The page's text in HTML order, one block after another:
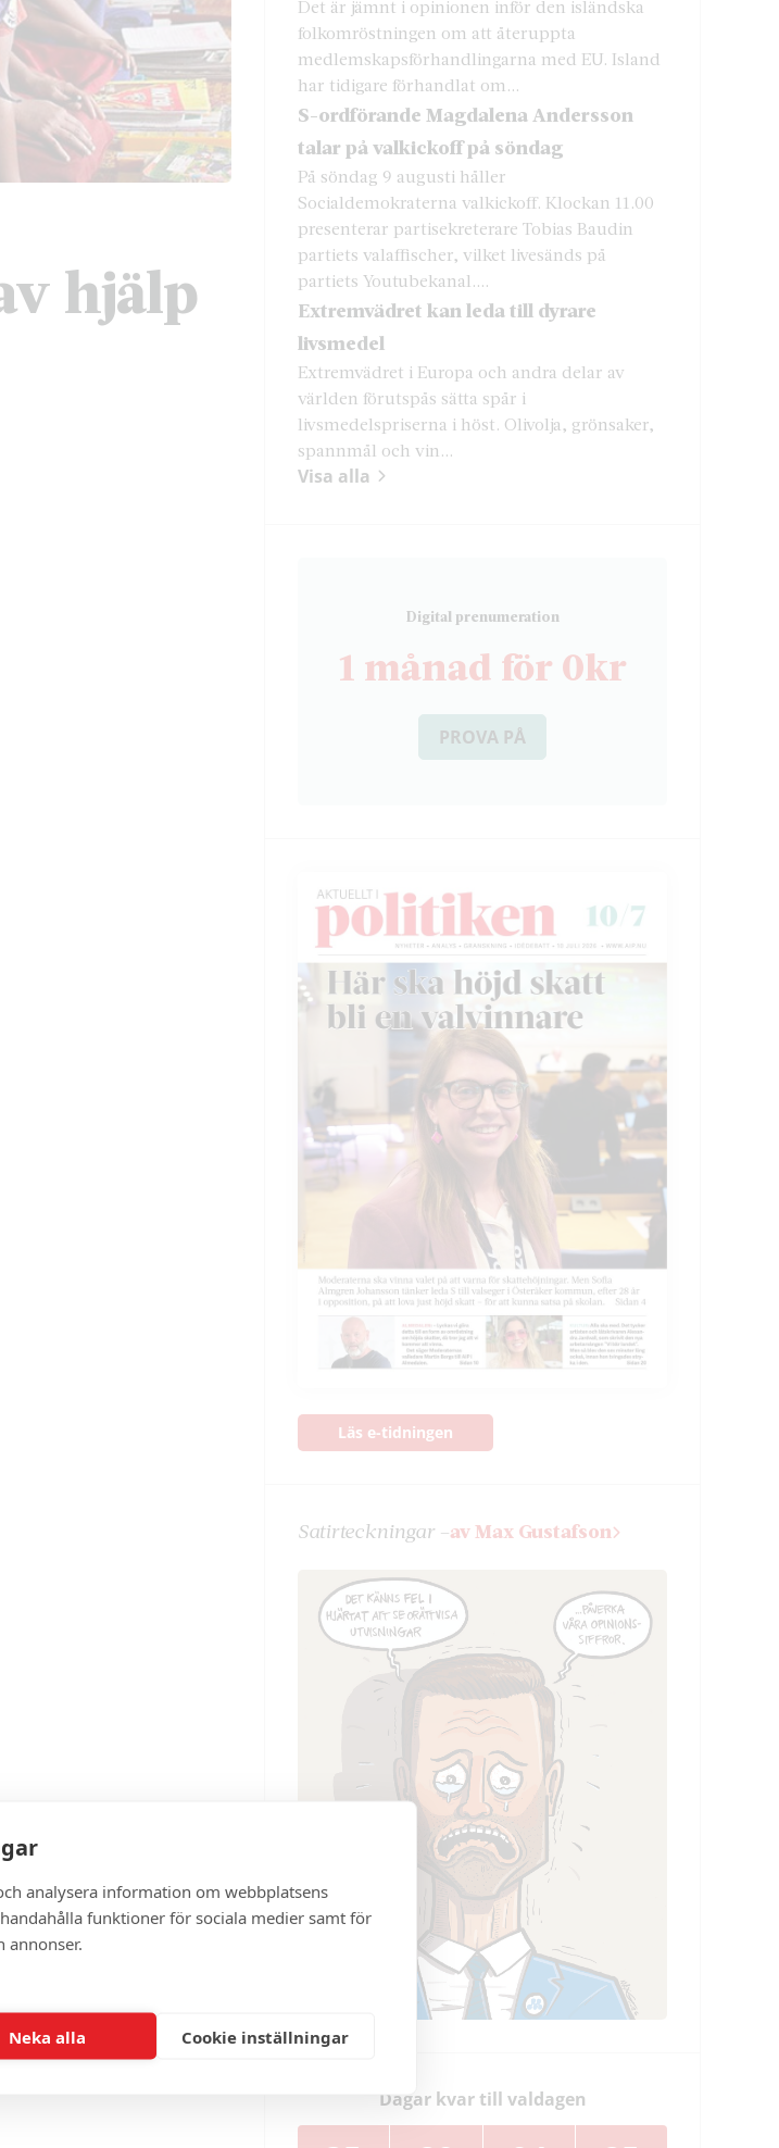
analysera information om webbplatsens
funktioner för sociala medier samt för
annonser.
Neka alla Cookie inställningar
hjälp
Det är jämnt i opinionen inför den isländska
folkomröstningen om att återuppta
medlemskapsförhandlingarna med EU. Island
har tidigare förhandlat om...
S-ordförande Magdalena Andersson
talar på valkickoff på söndag
På söndag 9 augusti håller
Socialdemokraterna valkickoff. Klockan 11.00
presenterar partisekreterare Tobias Baudin
partiets valaffischer, vilket livesänds på
partiets Youtubekanal....
Extremvädret kan leda till dyrare
livsmedel
Extremvädret i Europa och andra delar av
världen förutspås sätta spår i
livsmedelspriserna i höst. Olivolja, grönsaker,
spannmål och vin...
Visa alla
Digital prenumeration
1 månad för 0kr
PROVA PÅ
Läs e-tidningen
Satir­teckningar –av Max Gustafson
Dagar kvar till valdagen